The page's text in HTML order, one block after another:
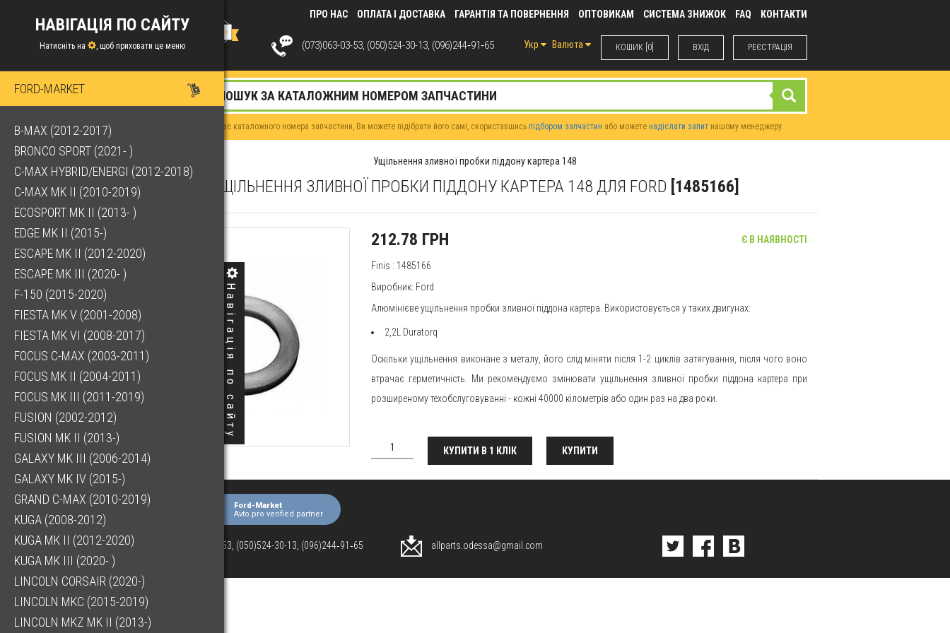
Навігація по сайту
ПРО НАС ОПЛАТА І ДОСТАВКА ГАРАНТІЯ ТА ПОВЕРНЕННЯ ОПТОВИКАМ СИСТЕМА ЗНИЖОК FAQ КОНТАКТИ
КОШИК [0] ВХIД РЕЄСТРАЦІЯ
Укр Валюта
(073)063-03-53, (050)524-30-13, (096)244‑91‑65
НАВІГАЦІЯ ПО САЙТУ
Натисніть на , щоб приховати це меню
FORD-MARKET
B-MAX (2012-2017)
BRONCO SPORT (2021- )
C-MAX HYBRID/ENERGI (2012-2018)
C-MAX MK II (2010-2019)
ECOSPORT MK II (2013- )
EDGE MK II (2015-)
ESCAPE MK II (2012-2020)
ESCAPE MK III (2020- )
F-150 (2015-2020)
FIESTA MK V (2001-2008)
FIESTA MK VI (2008-2017)
FOCUS C-MAX (2003-2011)
FOCUS MK II (2004-2011)
FOCUS MK III (2011-2019)
FUSION (2002-2012)
FUSION MK II (2013-)
GALAXY MK III (2006-2014)
GALAXY MK IV (2015-)
GRAND C-MAX (2010-2019)
KUGA (2008-2012)
KUGA MK II (2012-2020)
KUGA MK III (2020- )
LINCOLN CORSAIR (2020-)
LINCOLN MKC (2015-2019)
LINCOLN MKZ MK II (2013-)
Якщо у Вас немає каталожного номера запчастини, Ви можете підібрати його самі, скориставшись підбором запчастин або можете надіслати запит нашому менеджеру.
Ущільнення зливної пробки піддону картера 148
УЩІЛЬНЕННЯ ЗЛИВНОЇ ПРОБКИ ПІДДОНУ КАРТЕРА 148 ДЛЯ FORD [1485166]
212.78 ГРН Є В НАЯВНОСТІ
Finis : 1485166
Виробник: Ford
Алюмінієве ущільнення пробки зливної піддона картера. Використовується у таких двигунах:
2,2L Duratorq
Оскільки ущільнення виконане з металу, його слід міняти після 1-2 циклів затягування, після чого воно
втрачає герметичність. Ми рекомендуємо змінювати ущільнення зливної пробки піддона картера при
розширеному техобслуговуванні - кожні 40000 кілометрів або один раз на два роки.
КУПИТИ В 1 КЛІК КУПИТИ
Ford-Market
Avto.pro verified partner
(073)063-03-53, (050)524-30-13, (096)244‑91‑65 allparts.odessa@gmail.com